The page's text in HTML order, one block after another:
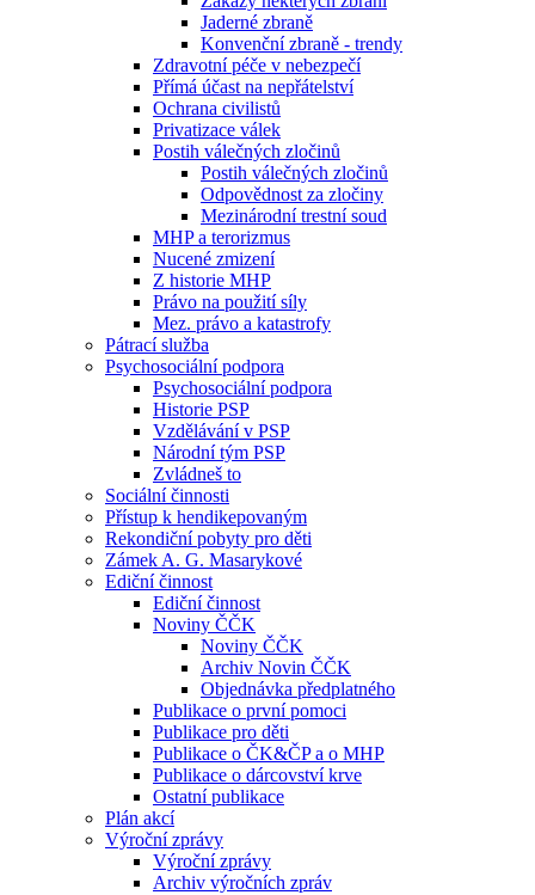
Jaderné zbraně
Konvenční zbraně - trendy
Zdravotní péče v nebezpečí
Přímá účast na nepřátelství
Ochrana civilistů
Privatizace válek
Postih válečných zločinů
Postih válečných zločinů
Odpovědnost za zločiny
Mezinárodní trestní soud
MHP a terorizmus
Nucené zmizení
Z historie MHP
Právo na použití síly
Mez. právo a katastrofy
Pátrací služba
Psychosociální podpora
Psychosociální podpora
Historie PSP
Vzdělávání v PSP
Národní tým PSP
Zvládneš to
Sociální činnosti
Přístup k hendikepovaným
Rekondiční pobyty pro děti
Zámek A. G. Masarykové
Ediční činnost
Ediční činnost
Noviny ČČK
Noviny ČČK
Archiv Novin ČČK
Objednávka předplatného
Publikace o první pomoci
Publikace pro děti
Publikace o ČK&ČP a o MHP
Publikace o dárcovství krve
Ostatní publikace
Plán akcí
Výroční zprávy
Výroční zprávy
Archiv výročních zpráv